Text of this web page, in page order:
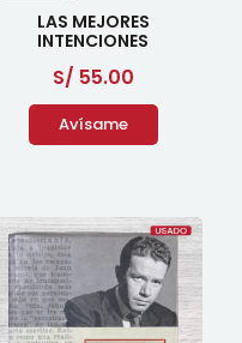
LAS MEJORES
INTENCIONES
S/ 55.00
Avísame